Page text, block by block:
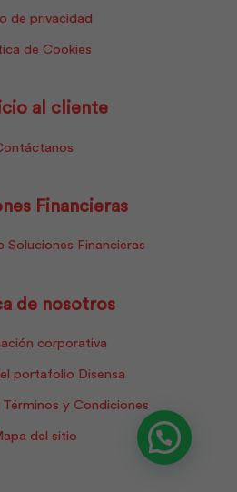
de privacidad
de Cookies
al cliente
Financieras
Soluciones Financieras
de nosotros
corporativa
portafolio Disensa
y Condiciones
del sitio